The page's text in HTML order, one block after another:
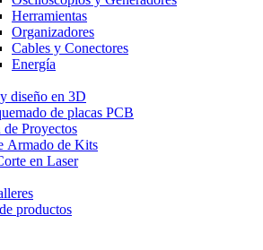
Herramientas
Organizadores
Cables y Conectores
Energía
diseño en 3D
de placas PCB
Proyectos
Armado de Kits
en Laser
productos